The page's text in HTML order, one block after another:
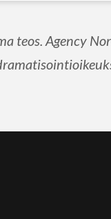
teos. Agency